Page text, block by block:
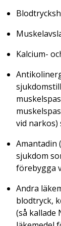
Kalcium-
vid narkos)
Amantadin
sjukdom
förebygga
Andra
blodtryck,
(så kallade